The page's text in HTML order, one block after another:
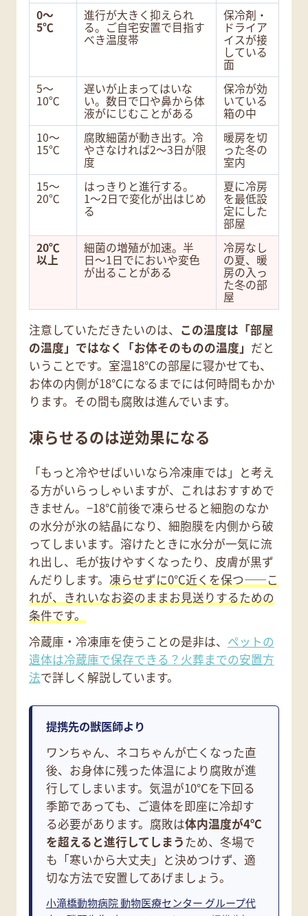
0〜
5℃
進行が大きく抑えられ
る。ご自宅安置で目指す
べき温度帯
保冷剤・
ドライア
イスが接
している
面
5〜
10℃
遅いが止まってはいな
い。数日で口や鼻から体
液がにじむことがある
保冷が効
いている
箱の中
10〜
15℃
腐敗細菌が動き出す。冷
やさなければ2〜3日が限
度
暖房を切
った冬の
室内
15〜
20℃
はっきりと進行する。
1〜2日で変化が出はじめ
る
夏に冷房
を最低設
定にした
部屋
20℃
以上
細菌の増殖が加速。半
日〜1日でにおいや変色
が出ることがある
冷房なし
の夏、暖
房の入っ
た冬の部
屋
注意していただきたいのは、 この温度は「部屋
の温度」ではなく「お体そのものの温度」 だと
いうことです。室温18℃の部屋に寝かせても、
お体の内側が18℃になるまでには何時間もかか
ります。その間も腐敗は進んでいます。
凍らせるのは逆効果になる
「もっと冷やせばいいなら冷凍庫では」と考え
る方がいらっしゃいますが、これはおすすめで
きません。−18℃前後で凍らせると細胞のなか
の水分が氷の結晶になり、細胞膜を内側から破
ってしまいます。溶けたときに水分が一気に流
れ出し、毛が抜けやすくなったり、皮膚が黒ず
んだりします。 凍らせずに0℃近くを保つ——こ
れが、きれいなお姿のままお見送りするための
条件です。
冷蔵庫・冷凍庫を使うことの是非は、 ペットの
遺体は冷蔵庫で保存できる？火葬までの安置方
法で詳しく解説しています。
提携先の獣医師より
ワンちゃん、ネコちゃんが亡くなった直
後、お身体に残った体温により腐敗が進
行してしまいます。気温が10℃を下回る
季節であっても、ご遺体を即座に冷却す
る必要があります。腐敗は体内温度が4℃
を超えると進行してしまうため、冬場で
も「寒いから大丈夫」と決めつけず、適
切な方法で安置してあげましょう。
小滝橋動物病院 動物医療センター グループ代